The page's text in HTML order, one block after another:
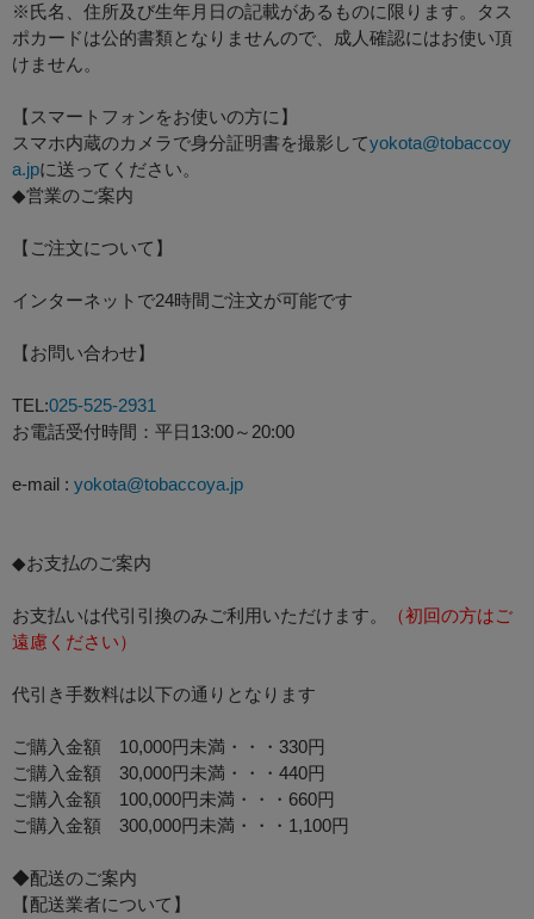
※氏名、住所及び生年月日の記載があるものに限ります。タス
ポカードは公的書類となりませんので、成人確認にはお使い頂
けません。
【スマートフォンをお使いの方に】
スマホ内蔵のカメラで身分証明書を撮影してyokota@tobaccoy
a.jpに送ってください。
◆営業のご案内
【ご注文について】
インターネットで24時間ご注文が可能です
【お問い合わせ】
TEL:025-525-2931
お電話受付時間：平日13:00～20:00
e-mail : yokota@tobaccoya.jp
◆お支払のご案内
お支払いは代引引換のみご利用いただけます。
（初回の方はご
遠慮ください）
代引き手数料は以下の通りとなります
ご購入金額 10,000円未満・・・330円
ご購入金額 30,000円未満・・・440円
ご購入金額 100,000円未満・・・660円
ご購入金額 300,000円未満・・・1,100円
◆配送のご案内
【配送業者について】